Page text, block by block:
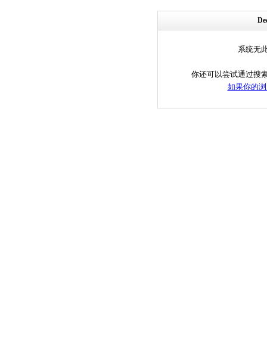
系统无
你还可以尝试通过搜
如果你的